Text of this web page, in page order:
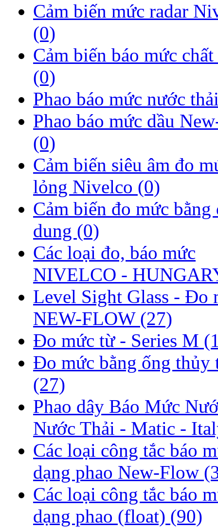
Cảm biến mức radar
(0)
Cảm biến báo mức
(0)
Phao báo mức nước
Phao báo mức dầu
(0)
Cảm biến siêu âm đo
lỏng Nivelco (0)
Cảm biến đo mức bằng
dung (0)
Các loại đo, báo mức
NIVELCO -
Level Sight Glass - Đo
NEW-FLOW (27)
Đo mức từ - Series M
Đo mức bằng ống thủy
(27)
Phao dây Báo Mức
Nước Thải - Matic -
Các loại công tắc báo
dạng phao New-Flow
Các loại công tắc báo
dạng phao (float) (90)